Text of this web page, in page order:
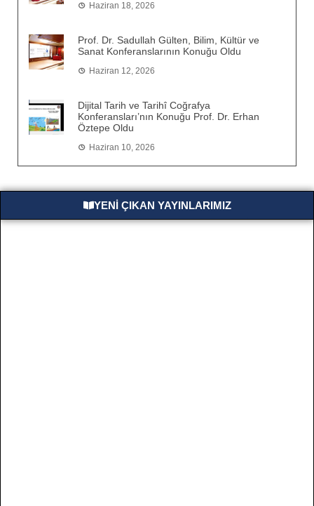
Haziran 18, 2026
Prof. Dr. Sadullah Gülten, Bilim, Kültür ve
Sanat Konferanslarının Konuğu Oldu
Haziran 12, 2026
Dijital Tarih ve Tarihî Coğrafya
Konferansları’nın Konuğu Prof. Dr. Erhan
Öztepe Oldu
Haziran 10, 2026
YENİ ÇIKAN YAYINLARIMIZ